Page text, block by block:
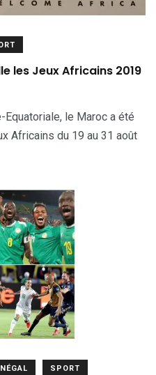
les Jeux Africains 2019
Equatoriale, le Maroc a été
Africains du 19 au 31 août
SPORT